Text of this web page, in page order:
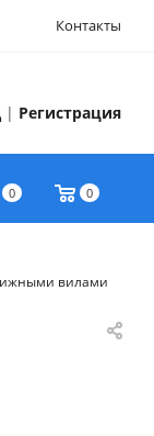
Контакты
| Регистрация
0 0
вилами